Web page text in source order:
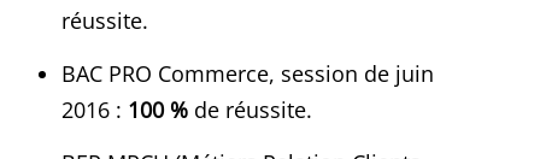
réussite.
BAC PRO Commerce, session de juin
2016 : 100 % de réussite.